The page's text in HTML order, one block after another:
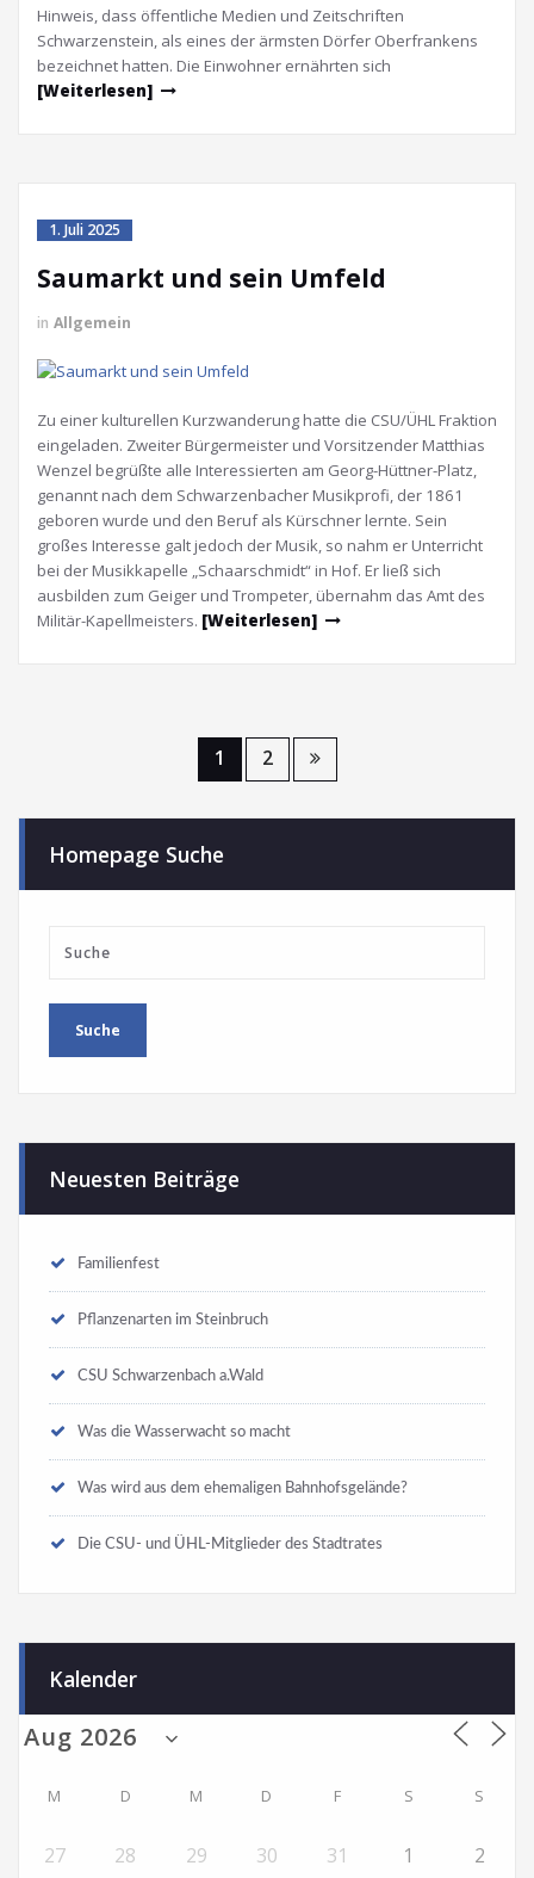
Hinweis, dass öffentliche Medien und Zeitschriften
Schwarzenstein, als eines der ärmsten Dörfer Oberfrankens
bezeichnet hatten. Die Einwohner ernährten sich
[Weiterlesen]
1. Juli 2025
Saumarkt und sein Umfeld
in Allgemein
Zu einer kulturellen Kurzwanderung hatte die CSU/ÜHL Fraktion
eingeladen. Zweiter Bürgermeister und Vorsitzender Matthias
Wenzel begrüßte alle Interessierten am Georg-Hüttner-Platz,
genannt nach dem Schwarzenbacher Musikprofi, der 1861
geboren wurde und den Beruf als Kürschner lernte. Sein
großes Interesse galt jedoch der Musik, so nahm er Unterricht
bei der Musikkapelle „Schaarschmidt“ in Hof. Er ließ sich
ausbilden zum Geiger und Trompeter, übernahm das Amt des
Militär-Kapellmeisters. [Weiterlesen]
1 2
Homepage Suche
Neuesten Beiträge
Familienfest
Pflanzenarten im Steinbruch
CSU Schwarzenbach a.Wald
Was die Wasserwacht so macht
Was wird aus dem ehemaligen Bahnhofsgelände?
Die CSU- und ÜHL-Mitglieder des Stadtrates
Kalender
M D M D F S S
27 28 29 30 31 1 2